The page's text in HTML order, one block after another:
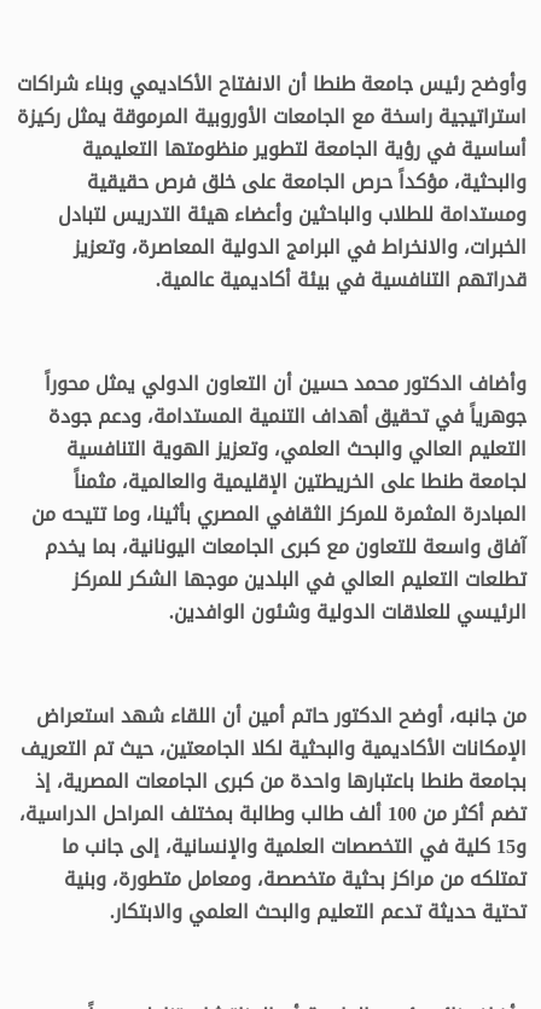
وأوضح رئيس جامعة طنطا أن الانفتاح الأكاديمي وبناء شراكات
استراتيجية راسخة مع الجامعات الأوروبية المرموقة يمثل ركيزة
أساسية في رؤية الجامعة لتطوير منظومتها التعليمية
والبحثية، مؤكداً حرص الجامعة على خلق فرص حقيقية
ومستدامة للطلاب والباحثين وأعضاء هيئة التدريس لتبادل
الخبرات، والانخراط في البرامج الدولية المعاصرة، وتعزيز
قدراتهم التنافسية في بيئة أكاديمية عالمية.
وأضاف الدكتور محمد حسين أن التعاون الدولي يمثل محوراً
جوهرياً في تحقيق أهداف التنمية المستدامة، ودعم جودة
التعليم العالي والبحث العلمي، وتعزيز الهوية التنافسية
لجامعة طنطا على الخريطتين الإقليمية والعالمية، مثمناً
المبادرة المثمرة للمركز الثقافي المصري بأثينا، وما تتيحه من
آفاق واسعة للتعاون مع كبرى الجامعات اليونانية، بما يخدم
تطلعات التعليم العالي في البلدين موجها الشكر للمركز
الرئيسي للعلاقات الدولية وشئون الوافدين.
من جانبه، أوضح الدكتور حاتم أمين أن اللقاء شهد استعراض
الإمكانات الأكاديمية والبحثية لكلا الجامعتين، حيث تم التعريف
بجامعة طنطا باعتبارها واحدة من كبرى الجامعات المصرية، إذ
تضم أكثر من 100 ألف طالب وطالبة بمختلف المراحل الدراسية،
و15 كلية في التخصصات العلمية والإنسانية، إلى جانب ما
تمتلكه من مراكز بحثية متخصصة، ومعامل متطورة، وبنية
تحتية حديثة تدعم التعليم والبحث العلمي والابتكار.